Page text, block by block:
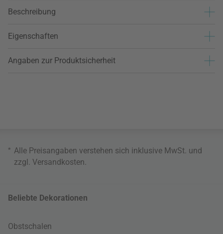
Beschreibung
Eigenschaften
Angaben zur Produktsicherheit
* Alle Preisangaben verstehen sich inklusive MwSt. und
zzgl. Versandkosten
Beliebte Dekorationen
Obstschalen